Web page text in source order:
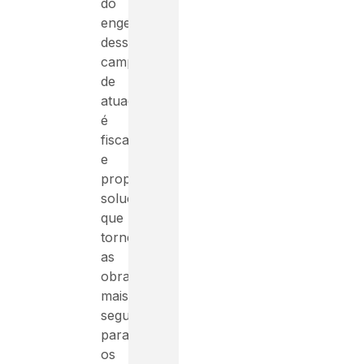
do
engenheiro
desse
campo
de
atuação
é
fiscalizar
e
propor
soluções
que
tornem
as
obras
mais
seguras
para
os